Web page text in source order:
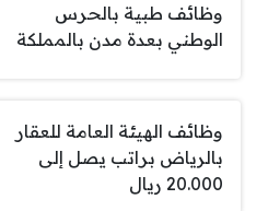
وظائف طبية بالحرس
الوطني بعدة مدن بالمملكة
وظائف الهيئة العامة للعقار
بالرياض براتب يصل إلى
20.000 ريال